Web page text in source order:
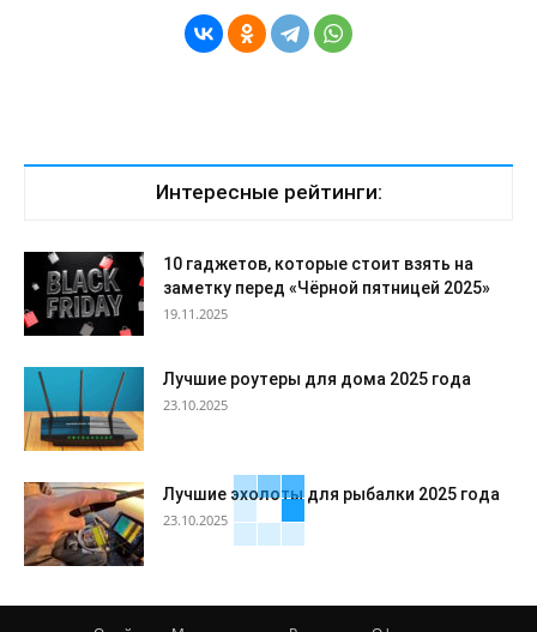
Интересные рейтинги:
10 гаджетов, которые стоит взять на
заметку перед «Чёрной пятницей 2025»
19.11.2025
Лучшие роутеры для дома 2025 года
23.10.2025
Лучшие эхолоты для рыбалки 2025 года
23.10.2025